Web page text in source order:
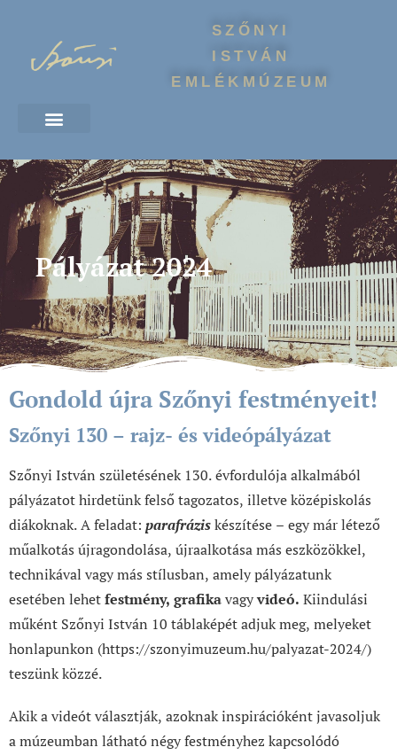
SZŐNYI
ISTVÁN
EMLÉKMÚZEUM
Pályázat 2024
Gondold újra Szőnyi festményeit!
Szőnyi 130 – rajz- és videópályázat
Szőnyi István születésének 130. évfordulója alkalmából
pályázatot hirdetünk felső tagozatos, illetve középiskolás
diákoknak. A feladat: parafráziskészítése – egy már létező
műalkotás újragondolása, újraalkotása más eszközökkel,
technikával vagy más stílusban, amely pályázatunk
esetében lehetfestmény, grafikavagyvideó. Kiindulási
műként Szőnyi István 10 táblaképét adjuk meg, melyeket
honlapunkon (https://szonyimuzeum.hu/palyazat-2024/)
teszünk közzé.
Akik a videót választják, azoknak inspirációként javasoljuk
a múzeumban látható négy festményhez kapcsolódó